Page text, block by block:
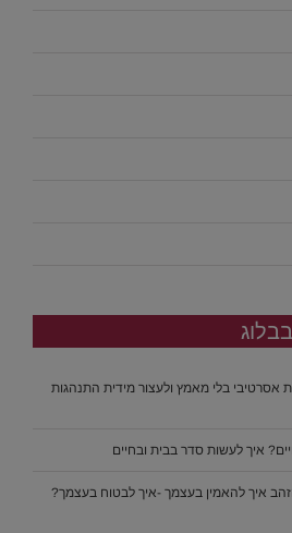
אסרטיבי בלי מאמץ ולעצור מידית התנהגות
איך לעשות סדר בבית ובחיים
הזהב איך להאמין בעצמך -איך לבטוח בעצמך?